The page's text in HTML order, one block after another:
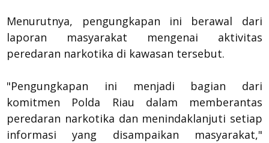
Menurutnya, pengungkapan ini berawal dari
laporan masyarakat mengenai aktivitas
peredaran narkotika di kawasan tersebut.
"Pengungkapan ini menjadi bagian dari
komitmen Polda Riau dalam memberantas
peredaran narkotika dan menindaklanjuti setiap
informasi yang disampaikan masyarakat,"